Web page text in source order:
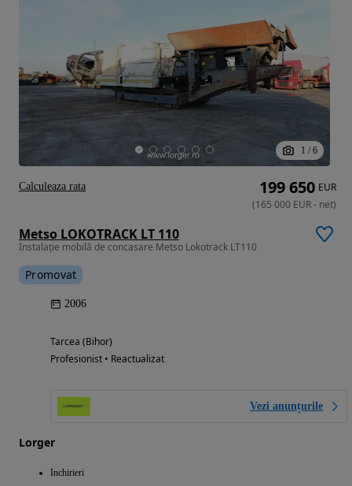
1 / 6
Metso LOKOTRACK LT 110
Instalație mobilă de concasare Metso Lokotrack LT110
Promovat
2006
Tarcea (Bihor)
Profesionist • Reactualizat
Vezi anunțurile
Lorger
Inchirieri
199 650 EUR
(165 000 EUR- net)
Calculeaza rata